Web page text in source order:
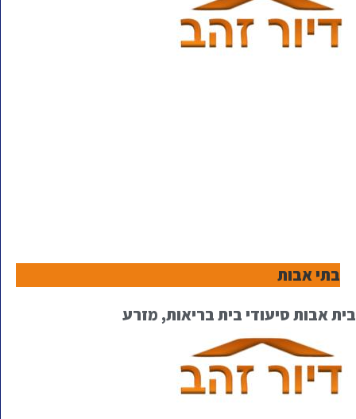
בתי אבות
בית אבות סיעודי בית בריאות, מזרע